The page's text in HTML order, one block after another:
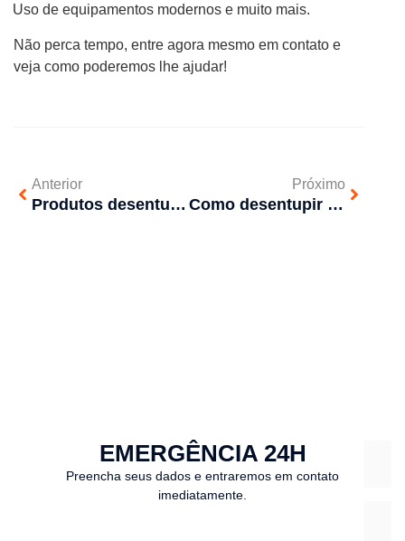
Uso de equipamentos modernos e muito mais.
Não perca tempo, entre agora mesmo em contato e
veja como poderemos lhe ajudar!
Anterior
Produtos desentupidores são suficientes?
Próximo
Como desentupir cano de esgoto com cimento?
EMERGÊNCIA 24H
Preencha seus dados e entraremos em contato
imediatamente.